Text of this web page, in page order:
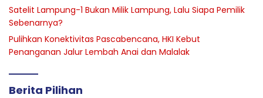
Satelit Lampung-1 Bukan Milik Lampung, Lalu Siapa Pemilik
Sebenarnya?
Pulihkan Konektivitas Pascabencana, HKI Kebut
Penanganan Jalur Lembah Anai dan Malalak
Berita Pilihan